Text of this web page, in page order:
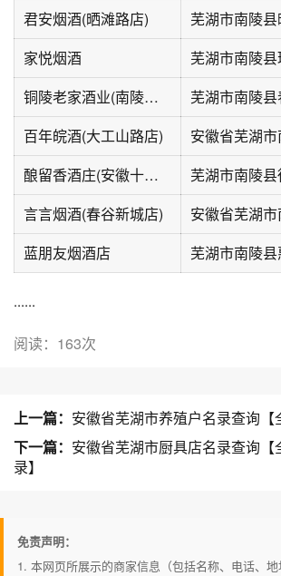
君安烟酒(晒滩路店)
芜湖市南陵
家悦烟酒
芜湖市南陵
铜陵老家酒业(南陵专卖店)
百年皖酒(大工山路店)
安徽省芜湖
酿留香酒庄(安徽十六店)
言言烟酒(春谷新城店)
安徽省芜湖
蓝朋友烟酒店
芜湖市南陵
......
阅读：163次
上一篇： 安徽省芜湖市养殖户名录查询【
下一篇： 安徽省芜湖市厨具店名录查询【
录】
免责声明：
1. 本网页所展示的商家信息（包括名称、电话、